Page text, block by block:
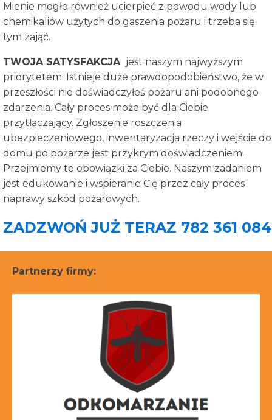
Mienie mogło również ucierpieć z powodu wody lub
chemikaliów użytych do gaszenia pożaru i trzeba się
tym zająć.
TWOJA SATYSFAKCJA jest naszym najwyższym
priorytetem. Istnieje duże prawdopodobieństwo, że w
przeszłości nie doświadczyłeś pożaru ani podobnego
zdarzenia. Cały proces może być dla Ciebie
przytłaczający. Zgłoszenie roszczenia
ubezpieczeniowego, inwentaryzacja rzeczy i wejście do
domu po pożarze jest przykrym doświadczeniem.
Przejmiemy te obowiązki za Ciebie. Naszym zadaniem
jest edukowanie i wspieranie Cię przez cały proces
naprawy szkód pożarowych.
ZADZWOŃ JUŻ TERAZ 782 361 084
Partnerzy firmy: